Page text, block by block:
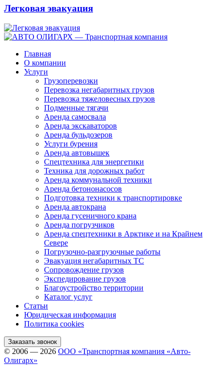
Легковая эвакуация
Главная
О компании
Услуги
Грузоперевозки
Перевозка негабаритных грузов
Перевозка тяжеловесных грузов
Подменные тягачи
Аренда самосвала
Аренда экскаваторов
Аренда бульдозеров
Услуги бурения
Аренда автовышек
Спецтехника для энергетики
Техника для дорожных работ
Аренда коммунальной техники
Аренда бетононасосов
Подготовка техники к транспортировке
Аренда автокрана
Аренда гусеничного крана
Аренда погрузчиков
Аренда спецтехники в Арктике и на Крайнем
Севере
Погрузочно-разгрузочные работы
Эвакуация негабаритных ТС
Сопровождение грузов
Экспедирование грузов
Благоустройство территории
Каталог услуг
Статьи
Юридическая информация
Политика cookies
Заказать звонок
© 2006 — 2026 ООО «Транспортная компания «Авто-
Олигарх»